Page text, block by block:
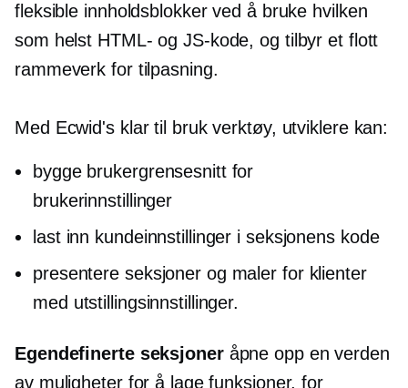
fleksible innholdsblokker ved å bruke hvilken
som helst HTML- og JS-kode, og tilbyr et flott
rammeverk for tilpasning.
Med Ecwid's klar til brukverktøy, utviklere kan:
bygge brukergrensesnitt for
brukerinnstillinger
last inn kundeinnstillinger i seksjonens kode
presentere seksjoner og maler for klienter
med utstillingsinnstillinger.
Egendefinerte seksjoneråpne opp en verden
av muligheter for å lage funksjoner, for